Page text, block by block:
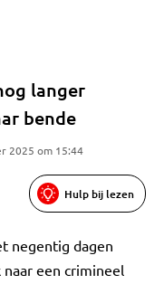
langer
bende
2025 om 15:44
Hulp bij lezen
negentig dagen
een crimineel